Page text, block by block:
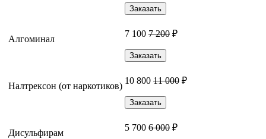
Заказать
Алгоминал
7 100 7 200 ₽
Заказать
Налтрексон (от наркотиков)
10 800 11 000 ₽
Заказать
Дисульфирам
5 700 6 000 ₽